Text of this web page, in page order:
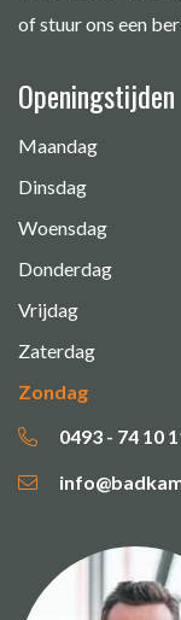
of stuur ons een
Openingstijden
Maandag
Dinsdag
Woensdag
Donderdag
Vrijdag
Zaterdag
Zondag
0493 - 74 10